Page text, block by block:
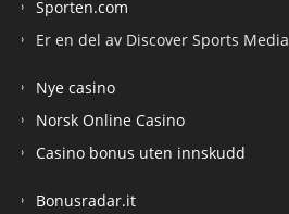
Sporten.com
Er en del av Discover Sports Media
Nye casino
Norsk Online Casino
Casino bonus uten innskudd
Bonusradar.it